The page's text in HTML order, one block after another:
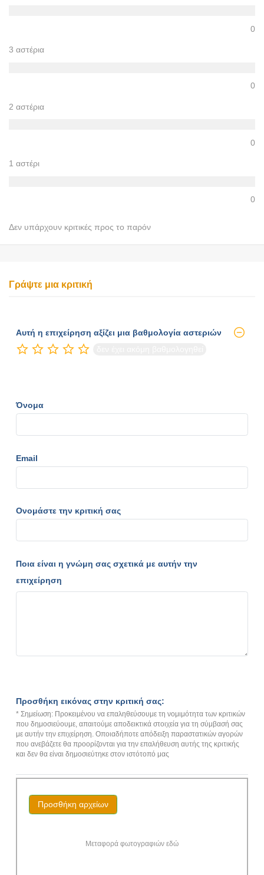
0
3 αστέρια
0
2 αστέρια
0
1 αστέρι
0
Δεν υπάρχουν κριτικές προς το παρόν
Γράψτε μια κριτική
Αυτή η επιχείρηση αξίζει μια βαθμολογία αστεριών
Όνομα
Email
Ονομάστε την κριτική σας
Ποια είναι η γνώμη σας σχετικά με αυτήν την
επιχείρηση
Προσθήκη εικόνας στην κριτική σας:
* Σημείωση: Προκειμένου να επαληθεύσουμε τη νομιμότητα των κριτικών
που δημοσιεύουμε, απαιτούμε αποδεικτικά στοιχεία για τη σύμβασή σας
με αυτήν την επιχείρηση. Οποιαδήποτε απόδειξη παραστατικών αγορών
που ανεβάζετε θα προορίζονται για την επαλήθευση αυτής της κριτικής
και δεν θα είναι δημοσιεύτηκε στον ιστότοπό μας
Προσθήκη αρχείων
Μεταφορά φωτογραφιών εδώ